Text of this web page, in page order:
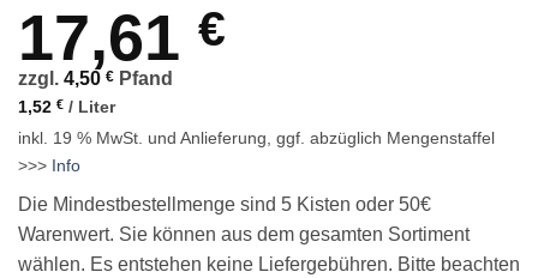
17,61 €
zzgl. 4,50 € Pfand
1,52 € / Liter
inkl. 19 % MwSt. und Anlieferung, ggf. abzüglich Mengenstaffel
>>> Info
Die Mindestbestellmenge sind 5 Kisten oder 50€
Warenwert. Sie können aus dem gesamten Sortiment
wählen. Es entstehen keine Liefergebühren. Bitte beachten